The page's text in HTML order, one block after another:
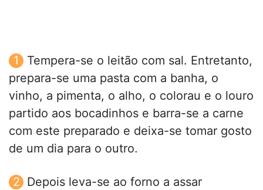
Tempera-se o leitão com sal. Entretanto,
prepara-se uma pasta com a banha, o
vinho, a pimenta, o alho, o colorau e o louro
partido aos bocadinhos e barra-se a carne
com este preparado e deixa-se tomar gosto
de um dia para o outro.
Depois leva-se ao forno a assar